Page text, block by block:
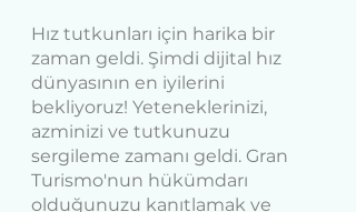
Hız tutkunları için harika bir
zaman geldi. Şimdi dijital hız
dünyasının en iyilerini
bekliyoruz! Yeteneklerinizi,
azminizi ve tutkunuzu
sergileme zamanı geldi. Gran
Turismo'nun hükümdarı
olduğunuzu kanıtlamak ve